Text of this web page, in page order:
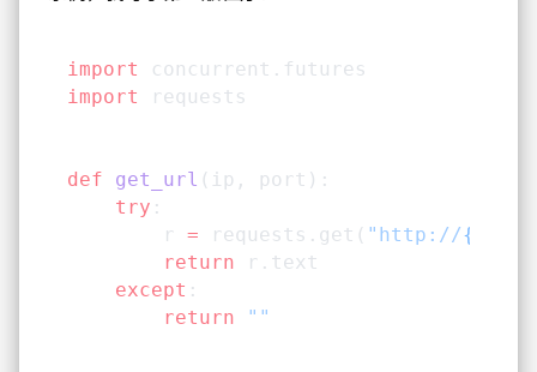
import
concurrent.futures
import
requests
def get_url (ip, port):
    try
:
        r
= requests.get( "http://{}
        return
r.text
    except
:
        return
""